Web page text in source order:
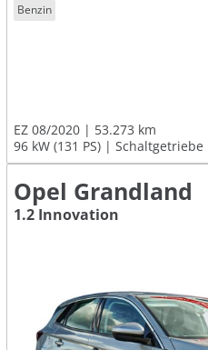
Benzin
EZ 08/2020
53.273 km
96 kW (131 PS)
Schaltgetriebe
Opel Grandland
1.2 Innovation